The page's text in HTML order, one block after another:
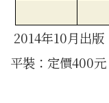
2014年10月出版
平裝：定價400元